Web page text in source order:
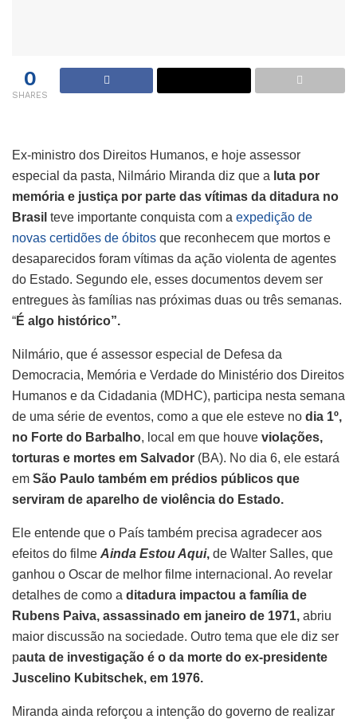
0
SHARES
Ex-ministro dos Direitos Humanos, e hoje assessor
especial da pasta, Nilmário Miranda diz que a luta por
memória e justiça por parte das vítimas da ditadura no
Brasil teve importante conquista com a expedição de
novas certidões de óbitos que reconhecem que mortos e
desaparecidos foram vítimas da ação violenta de agentes
do Estado. Segundo ele, esses documentos devem ser
entregues às famílias nas próximas duas ou três semanas.
“É algo histórico”.
Nilmário, que é assessor especial de Defesa da
Democracia, Memória e Verdade do Ministério dos Direitos
Humanos e da Cidadania (MDHC), participa nesta semana
de uma série de eventos, como a que ele esteve no dia 1º,
no Forte do Barbalho, local em que houve violações,
torturas e mortes em Salvador (BA). No dia 6, ele estará
em São Paulo também em prédios públicos que
serviram de aparelho de violência do Estado.
Ele entende que o País também precisa agradecer aos
efeitos do filme Ainda Estou Aqui, de Walter Salles, que
ganhou o Oscar de melhor filme internacional. Ao revelar
detalhes de como a ditadura impactou a família de
Rubens Paiva, assassinado em janeiro de 1971, abriu
maior discussão na sociedade. Outro tema que ele diz ser
pauta de investigação é o da morte do ex-presidente
Juscelino Kubitschek, em 1976.
Miranda ainda reforçou a intenção do governo de realizar